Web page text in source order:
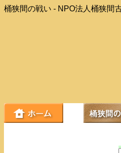
桶狭間の戦い - NPO法人桶狭間